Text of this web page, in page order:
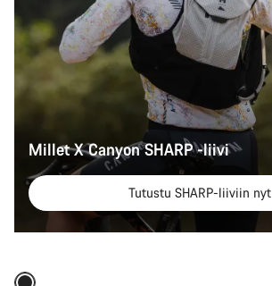
Millet X Canyon SHARP -liivi
Tutustu SHARP-liiviin nyt
Lisää heti